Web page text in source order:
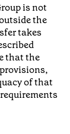
is not
the
takes
that the
of that